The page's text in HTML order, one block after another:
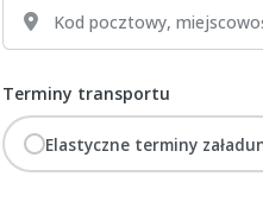
Terminy transportu
Elastyczne terminy